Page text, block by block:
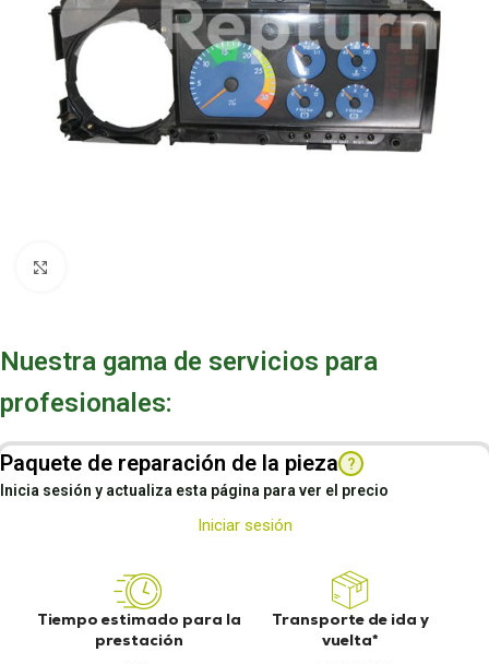
Nuestra gama de servicios para
profesionales:
Paquete de reparación de la pieza ?
Inicia sesión y actualiza esta página para ver el precio
Iniciar sesión
Tiempo estimado para la
prestación
Transporte de ida y
vuelta*